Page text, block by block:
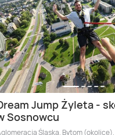
Jump Żyleta -
Sosnowcu
Śląska, Bytom